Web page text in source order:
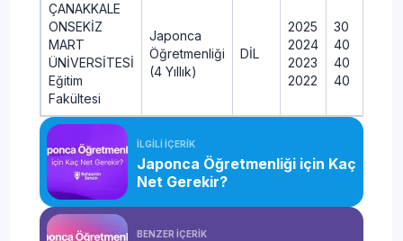
ÇANAKKALE
ONSEKİZ
MART
ÜNİVERSİTESİ
Eğitim
Fakültesi
Japonca
Öğretmenliği
(4 Yıllık)
DİL
2025
2024
2023
2022
30
40
40
40
İLGİLİ İÇERİK
Japonca Öğretmenliği için Kaç
Net Gerekir?
BENZER İÇERİK